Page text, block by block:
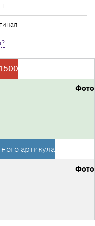
Фото
артикула
Фото